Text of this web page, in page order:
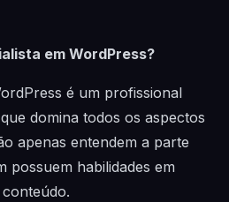
em WordPress?
é um profissional
domina todos os aspectos
apenas entendem a parte
possuem habilidades em